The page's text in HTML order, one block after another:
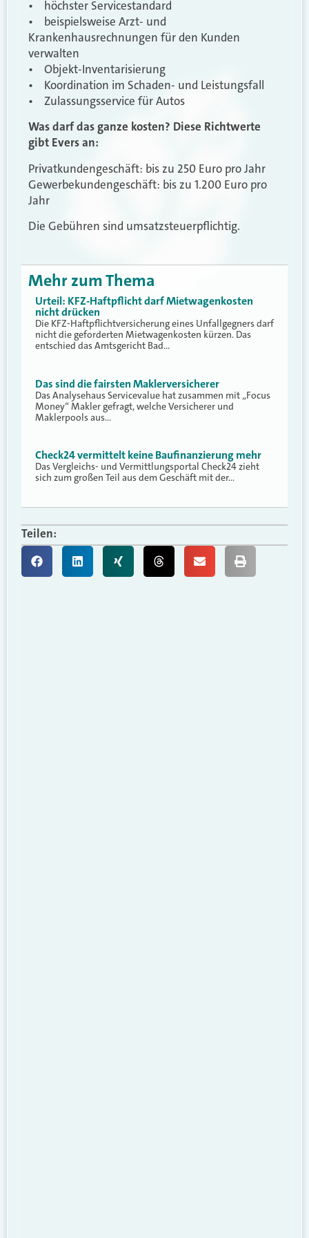
• höchster Servicestandard
• beispielsweise Arzt- und
Krankenhausrechnungen für den Kunden
verwalten
• Objekt-Inventarisierung
• Koordination im Schaden- und Leistungsfall
• Zulassungsservice für Autos
Was darf das ganze kosten? Diese Richtwerte
gibt Evers an:
Privatkundengeschäft: bis zu 250 Euro pro Jahr
Gewerbekundengeschäft: bis zu 1.200 Euro pro
Jahr
Die Gebühren sind umsatzsteuerpflichtig.
Mehr zum Thema
Urteil: KFZ-Haftpflicht darf Mietwagenkosten
nicht drücken
Die KFZ-Haftpflichtversicherung eines Unfallgegners darf
nicht die geforderten Mietwagenkosten kürzen. Das
entschied das Amtsgericht Bad…
Das sind die fairsten Maklerversicherer
Das Analysehaus Servicevalue hat zusammen mit „Focus
Money“ Makler gefragt, welche Versicherer und
Maklerpools aus…
Check24 vermittelt keine Baufinanzierung mehr
Das Vergleichs- und Vermittlungsportal Check24 zieht
sich zum großen Teil aus dem Geschäft mit der…
Teilen: